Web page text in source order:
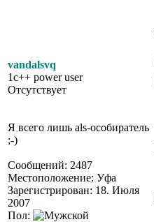
vandalsvq
1c++ power user
Отсутствует
Я всего лишь als-особиратель
;-)
Сообщений: 2487
Местоположение: Уфа
Зарегистрирован: 18. Июля
2007
Пол: